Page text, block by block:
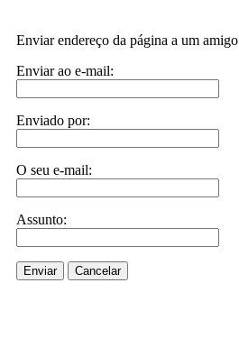
Enviar endereço da página a um amigo
Enviar ao e-mail:
Enviado por:
O seu e-mail:
Assunto:
Enviar Cancelar